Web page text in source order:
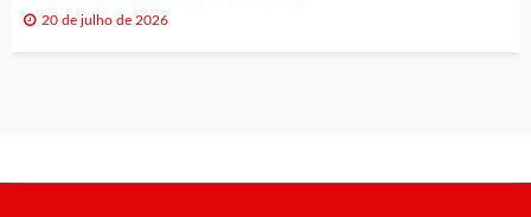
20 de julho de 2026